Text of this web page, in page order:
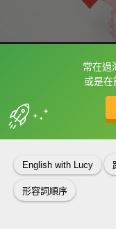
常在過
或是在
框選或點
收錄佳
English with Lucy
形容詞順序